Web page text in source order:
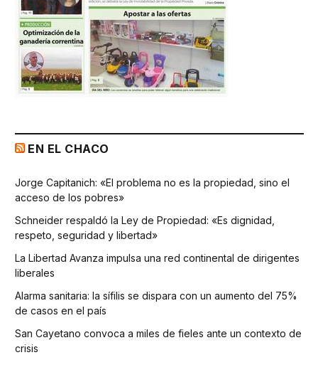
EN EL CHACO
Jorge Capitanich: «El problema no es la propiedad, sino el
acceso de los pobres»
Schneider respaldó la Ley de Propiedad: «Es dignidad,
respeto, seguridad y libertad»
La Libertad Avanza impulsa una red continental de dirigentes
liberales
Alarma sanitaria: la sífilis se dispara con un aumento del 75%
de casos en el país
San Cayetano convoca a miles de fieles ante un contexto de
crisis